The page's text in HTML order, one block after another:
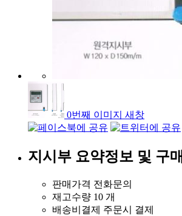
0번째 이미지 새창
지시부 요약정보 및 구매
판매가격 전화문의
재고수량 10 개
배송비결제 주문시 결제